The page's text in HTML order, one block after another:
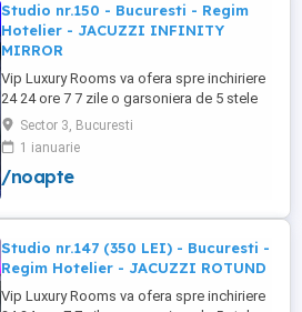
Studio nr.150 - Bucuresti - Regim
Hotelier - JACUZZI INFINITY
MIRROR
Vip Luxury Rooms va ofera spre inchiriere
24 24 ore 7 7 zile o garsoniera de 5 stele
Luxoase cu un desing unic si deosebit in
Sector 3 Bucuresti . Garsoniera se alfa in
Complex Rezidential Nou . Acces Bariera
Monitorizare Video in Complex ( de la
PRIVAT in complex ...
Sector 3, Bucuresti
1 ianuarie
/noapte
Studio nr.147 (350 LEI) - Bucuresti -
Regim Hotelier - JACUZZI ROTUND
Vip Luxury Rooms va ofera spre inchiriere